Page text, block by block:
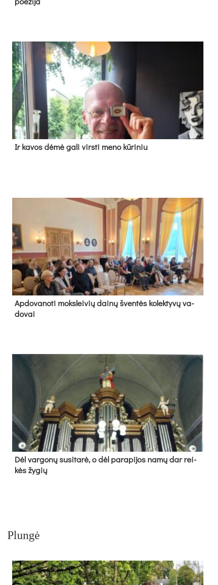
Ir ka­vos dė­mė ga­li virs­ti me­no kū­ri­niu
Ap­do­va­no­ti moks­lei­vių dai­nų šven­tės ko­lek­ty­vų va­
do­vai
Dėl var­go­nų su­si­ta­rė, o dėl pa­ra­pi­jos na­mų dar rei­
kės žy­gių
Plungė